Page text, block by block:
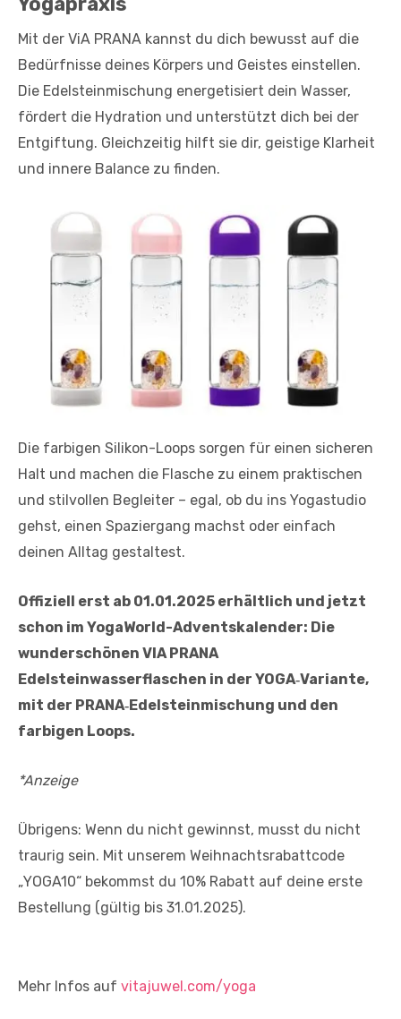
Mit der ViA PRANA kannst du dich bewusst auf die
Bedürfnisse deines Körpers und Geistes einstellen.
Die Edelsteinmischung energetisiert dein Wasser,
fördert die Hydration und unterstützt dich bei der
Entgiftung. Gleichzeitig hilft sie dir, geistige Klarheit
und innere Balance zu finden.
Die farbigen Silikon-Loops sorgen für einen sicheren
Halt und machen die Flasche zu einem praktischen
und stilvollen Begleiter – egal, ob du ins Yogastudio
gehst, einen Spaziergang machst oder einfach
deinen Alltag gestaltest.
Offiziell erst ab 01.01.2025 erhältlich und jetzt
schon im YogaWorld-Adventskalender: Die
wunderschönen VIA PRANA
Edelsteinwasserflaschen in der YOGA‑Variante,
mit der PRANA‑Edelsteinmischung und den
farbigen Loops.
*Anzeige
Übrigens: Wenn du nicht gewinnst, musst du nicht
traurig sein. Mit unserem Weihnachtsrabattcode
„YOGA10“ bekommst du 10% Rabatt auf deine erste
Bestellung (gültig bis 31.01.2025).
Mehr Infos auf vitajuwel.com/yoga